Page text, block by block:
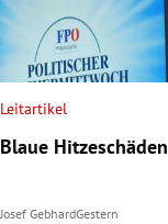
Leitartikel
Blaue Hitzeschäden
Josef GebhardGestern